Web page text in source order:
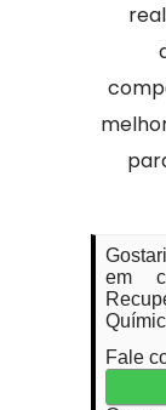
em
Fale